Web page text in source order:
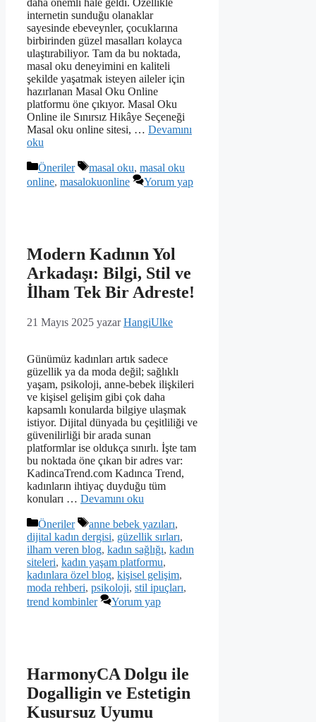
daha önemli hale geldi. Özellikle
internetin sunduğu olanaklar
sayesinde ebeveynler, çocuklarına
birbirinden güzel masalları kolayca
ulaştırabiliyor. Tam da bu noktada,
masal oku deneyimini en kaliteli
şekilde yaşatmak isteyen aileler için
hazırlanan Masal Oku Online
platformu öne çıkıyor. Masal Oku
Online ile Sınırsız Hikâye Seçeneği
Masal oku online sitesi, … Devamını
oku
Kategoriler
Öneriler Etiketler
masal oku, masal oku
online, masalokuonline Yorum yap
Modern Kadının Yol
Arkadaşı: Bilgi, Stil ve
İlham Tek Bir Adreste!
21 Mayıs 2025 yazarHangiUlke
Günümüz kadınları artık sadece
güzellik ya da moda değil; sağlıklı
yaşam, psikoloji, anne-bebek ilişkileri
ve kişisel gelişim gibi çok daha
kapsamlı konularda bilgiye ulaşmak
istiyor. Dijital dünyada bu çeşitliliği ve
güvenilirliği bir arada sunan
platformlar ise oldukça sınırlı. İşte tam
bu noktada öne çıkan bir adres var:
KadincaTrend.com Kadınca Trend,
kadınların ihtiyaç duyduğu tüm
konuları … Devamını oku
Kategoriler
Öneriler Etiketler
anne bebek yazıları,
dijital kadın dergisi, güzellik sırları,
ilham veren blog, kadın sağlığı, kadın
siteleri, kadın yaşam platformu,
kadınlara özel blog, kişisel gelişim,
moda rehberi, psikoloji, stil ipuçları,
trend kombinler
Yorum yap
HarmonyCA Dolgu ile
Dogalligin ve Estetigin
Kusursuz Uyumu